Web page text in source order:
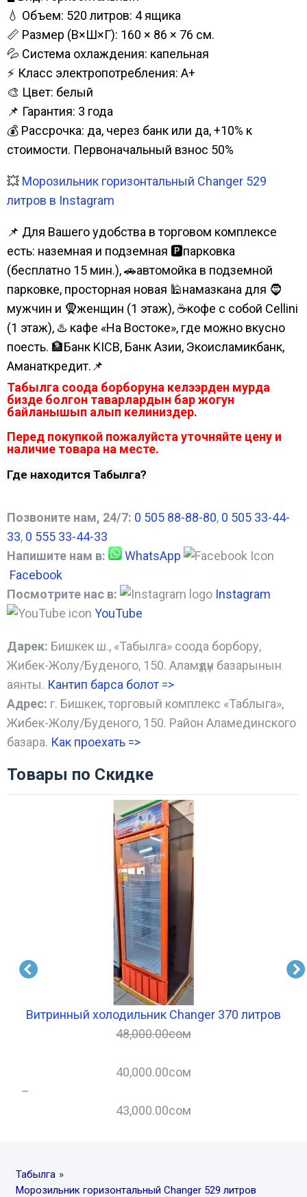
💧 Объем: 520 литров: 4 ящикa
📏 Размер (В×Ш×Г): 160 × 86 × 76 см.
💦 Система охлаждения: капельная
⚡ Класс электропотребления: A+
🎨 Цвет: белый
📌 Гарантия: 3 года
💰 Рассрочка: да, через банк или да, +10% к
стоимости. Первоначальный взнос 50%
💥 Морозильник горизонтальный Changer 529
литров в Instagram
📌 Для Вашего удобства в торговом комплексе
есть: наземная и подземная 🅿парковка
(бесплатно 15 мин.), 🚗автомойка в подземной
парковке, просторная новая 🕌намазкана для 🧔
мужчин и 🧕женщин (1 этаж), ☕кофе с собой Cellini
(1 этаж), ♨️ кафе «На Востоке», где можно вкусно
поесть. 🏦Банк KICB, Банк Азии, Экоисламикбанк,
Аманаткредит.📌
Табылга соода борборуна келээрден мурда
бизде болгон таварлардын бар жогун
байланышып алып келиниздер.
Перед покупкой пожалуйста уточняйте цену и
наличие товара на месте.
Где находится Табылга?
Позвоните нам, 24/7: 0 505 88-88-80, 0 505 33-44-
33, 0 555 33-44-33
Напишите нам в:
WhatsApp
Facebook
Посмотрите нас в:
Instagram
YouTube
Дарек: Бишкек ш., «Табылга» соода борбору,
Жибек-Жолу/Буденого, 150. Аламүдүн базарынын
аянты. Кантип барса болот =>
Адрес: г. Бишкек, торговый комплекс «Таблыга»,
Жибек-Жолу/Буденого, 150. Район Аламединского
базара. Как проехать =>
Товары по Скидке
Витринный холодильник Changer 370 литров
48,000.00сом
40,000.00сом
–
43,000.00сом
Табылга »
Морозильник горизонтальный Changer 529 литров